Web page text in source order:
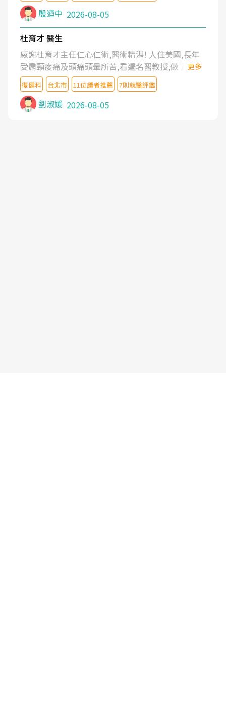
殷迺中 2026-08-05
杜育才 醫生
感謝杜育才主任仁心仁術,醫術精湛! 人住美國,長年
受肩頸痠痛及頭痛頭暈所苦,看遍名醫教授,做了各種
檢查,也嘗試過西醫打針,中醫針灸及物理徒手治療都
沒有用,後來連吃到嗎啡類止痛藥都效果有限,只是壓
症狀,沒多久就痛起來,多年失眠嚴重影響生活品質.
台灣親友介紹忠孝醫院杜育才主任是頸頭症候群專
更多
復健科 台北市 11位讀者推薦 7則就醫評鑑
劉淑媛 2026-08-05